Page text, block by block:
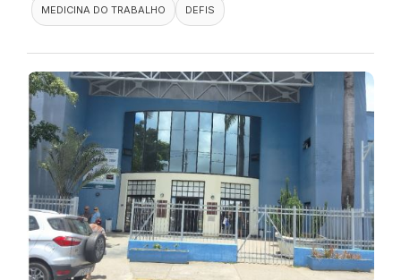
MEDICINA DO TRABALHO
DEFIS